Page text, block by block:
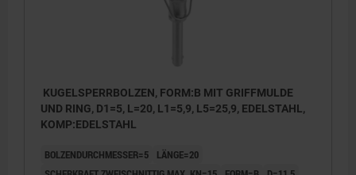
KUGELSPERRBOLZEN, FORM:B MIT GRIFFMULDE
UND RING, D1=5, L=20, L1=5,9, L5=25,9, EDELSTAHL,
KOMP:EDELSTAHL
BOLZENDURCHMESSER=5
LÄNGE=20